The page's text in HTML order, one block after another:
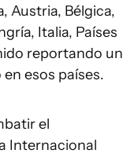
Austria, Bélgica,
Italia, Países
reportando un
esos países.
el
Internacional